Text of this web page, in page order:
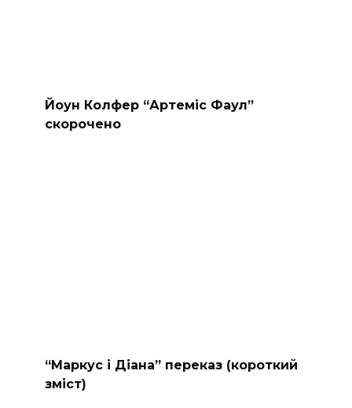
Йоун Колфер “Артеміс Фаул”
скорочено
“Маркус і Діана” переказ (короткий
зміст)